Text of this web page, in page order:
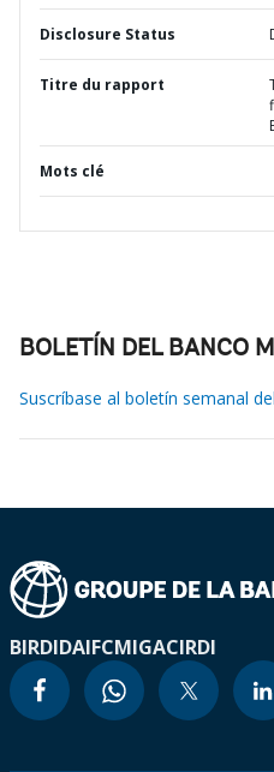
Disclosure Status
Titre du rapport
Mots clé
BOLETÍN DEL BANCO
Suscríbase al boletín semanal
BIRDIDAIFCMIGACIRDI